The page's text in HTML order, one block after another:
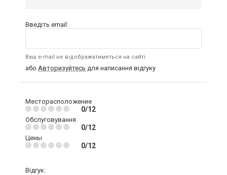
Введіть email:
Ваш e-mail не відображатиметься на сайті
або Авторизуйтесь для написання відгуку
Месторасположение
0/12
Обслуговування
0/12
Цены
0/12
Відгук: